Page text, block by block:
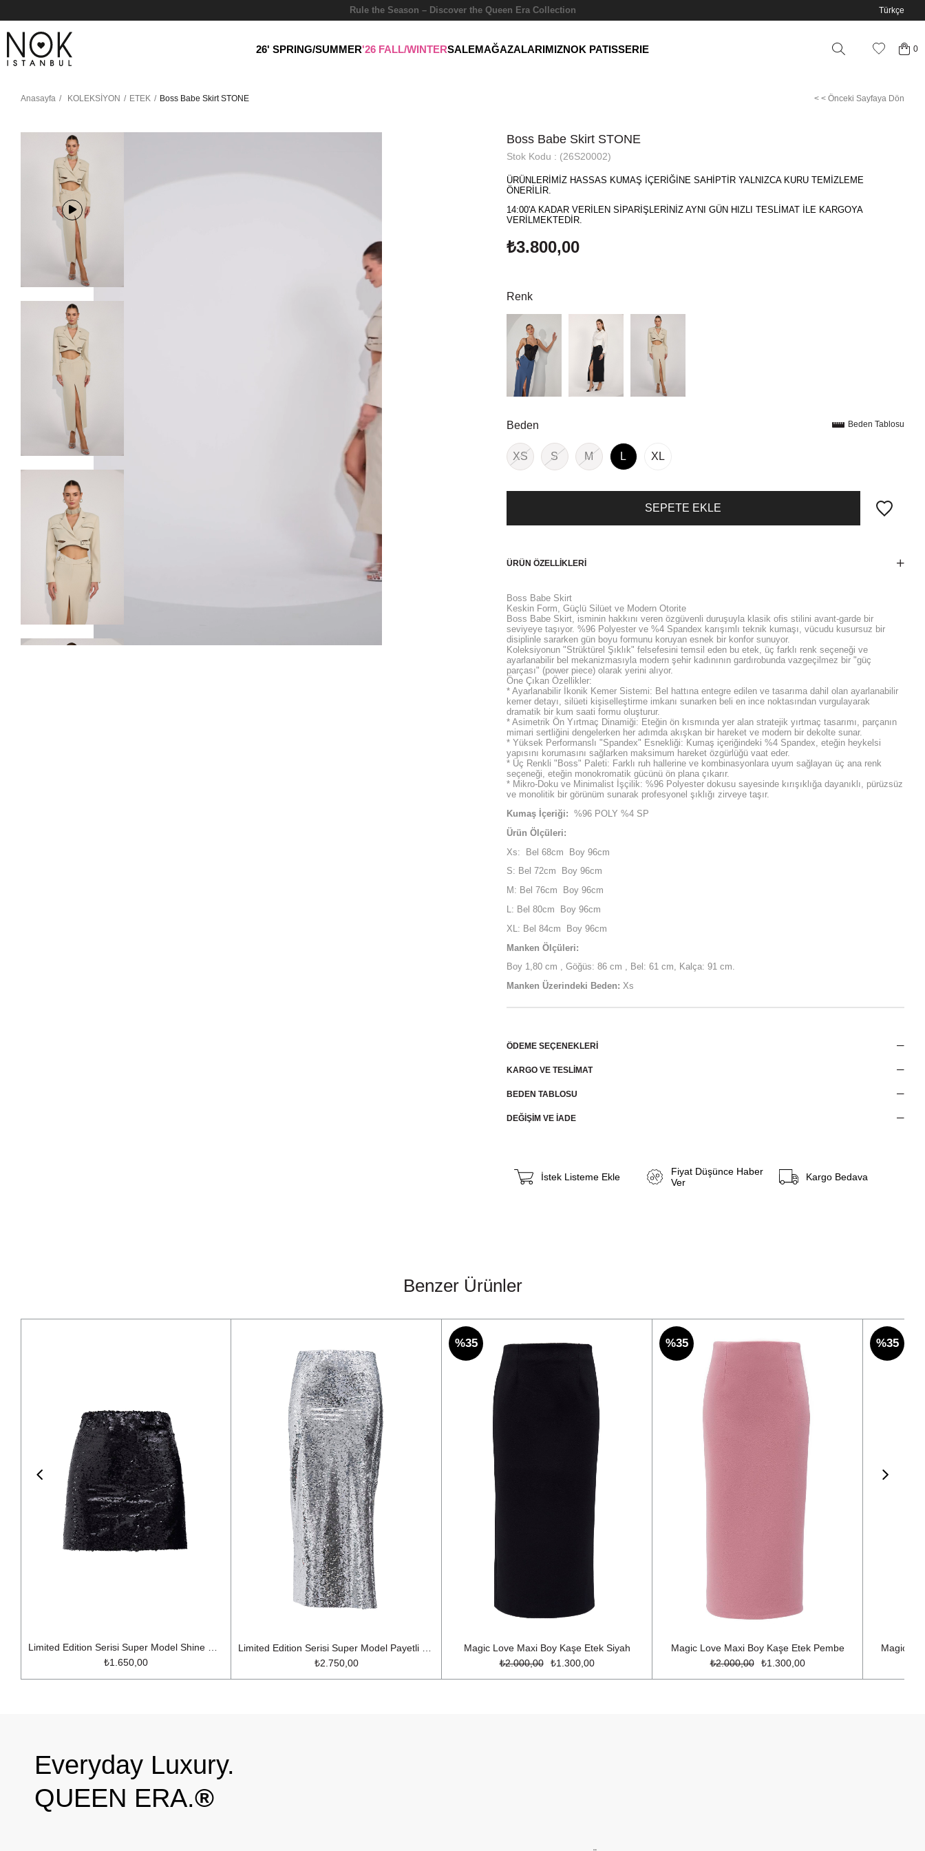
Rule the Season – Discover the Queen Era Collection Türkçe
26' SPRING/SUMMER'26 FALL/WINTERSALEMAĞAZALARIMIZNOK PATISSERIE 0
Anasayfa KOLEKSİYON ETEK Boss Babe Skirt STONE < < Önceki Sayfaya Dön
Boss Babe Skirt STONE
Stok Kodu (26S20002)
ÜRÜNLERİMİZ HASSAS KUMAŞ İÇERİĞİNE SAHİPTİR YALNIZCA KURU TEMİZLEME
ÖNERİLİR.
14:00'A KADAR VERİLEN SİPARİŞLERİNİZ AYNI GÜN HIZLI TESLİMAT İLE KARGOYA
VERİLMEKTEDİR.
₺3.800,00
Renk
Beden
XS S M L XL
Beden Tablosu
ÜRÜN ÖZELLIKLERI
Boss Babe Skirt
Keskin Form, Güçlü Silüet ve Modern Otorite
Boss Babe Skirt, isminin hakkını veren özgüvenli duruşuyla klasik ofis stilini avant-garde bir
seviyeye taşıyor. %96 Polyester ve %4 Spandex karışımlı teknik kumaşı, vücudu kusursuz bir
disiplinle sararken gün boyu formunu koruyan esnek bir konfor sunuyor.
Koleksiyonun "Strüktürel Şıklık" felsefesini temsil eden bu etek, üç farklı renk seçeneği ve
ayarlanabilir bel mekanizmasıyla modern şehir kadınının gardırobunda vazgeçilmez bir "güç
parçası" (power piece) olarak yerini alıyor.
Öne Çıkan Özellikler:
* Ayarlanabilir İkonik Kemer Sistemi: Bel hattına entegre edilen ve tasarıma dahil olan ayarlanabilir
kemer detayı, silüeti kişiselleştirme imkanı sunarken beli en ince noktasından vurgulayarak
dramatik bir kum saati formu oluşturur.
* Asimetrik Ön Yırtmaç Dinamiği: Eteğin ön kısmında yer alan stratejik yırtmaç tasarımı, parçanın
mimari sertliğini dengelerken her adımda akışkan bir hareket ve modern bir dekolte sunar.
* Yüksek Performanslı "Spandex" Esnekliği: Kumaş içeriğindeki %4 Spandex, eteğin heykelsi
yapısını korumasını sağlarken maksimum hareket özgürlüğü vaat eder.
* Üç Renkli "Boss" Paleti: Farklı ruh hallerine ve kombinasyonlara uyum sağlayan üç ana renk
seçeneği, eteğin monokromatik gücünü ön plana çıkarır.
* Mikro-Doku ve Minimalist İşçilik: %96 Polyester dokusu sayesinde kırışıklığa dayanıklı, pürüzsüz
ve monolitik bir görünüm sunarak profesyonel şıklığı zirveye taşır.
Kumaş İçeriği: %96 POLY %4 SP
Ürün Ölçüleri:
Xs: Bel 68cm Boy 96cm
S: Bel 72cm Boy 96cm
M: Bel 76cm Boy 96cm
L: Bel 80cm Boy 96cm
XL: Bel 84cm Boy 96cm
Manken Ölçüleri:
Boy 1,80 cm , Göğüs: 86 cm , Bel: 61 cm, Kalça: 91 cm.
Manken Üzerindeki Beden: Xs
ÖDEME SEÇENEKLERI
KARGO VE TESLİMAT
BEDEN TABLOSU
DEĞİŞİM VE İADE
İstek Listeme Ekle
Fiyat Düşünce Haber
Ver
Kargo Bedava
Benzer Ürünler
₺1.650,00
Limited Edition Serisi Super Model Payetli Maxi Boy Kalem Etek Gümüş
₺2.750,00
Magic Love Maxi Boy Kaşe Etek Siyah
₺1.300,00
₺2.000,00
%35
Magic Love Maxi Boy Kaşe Etek Pembe
₺1.300,00
₺2.000,00
%35
Magic
%35
Everyday Luxury.
QUEEN ERA.®